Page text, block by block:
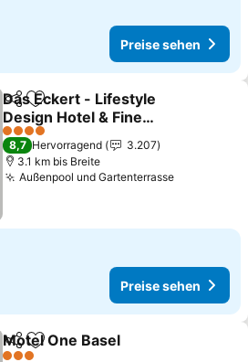
Preise sehen
TeilenZu Favoriten hinzufügen
Das Eckert - Lifestyle
Design Hotel & Fine
Dining bei Basel
(Grenzach)
4 Sterne
8,7 Hervorragend
3.207
3.1 km bis Breite
Außenpool und Gartenterrasse
Preise sehen
TeilenZu Favoriten hinzufügen
Motel One Basel